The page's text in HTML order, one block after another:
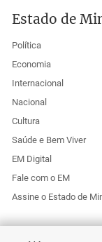
Estado de
Política
Economia
Internacional
Nacional
Cultura
Saúde e Bem Viver
EM Digital
Fale com o EM
Assine o Estado de